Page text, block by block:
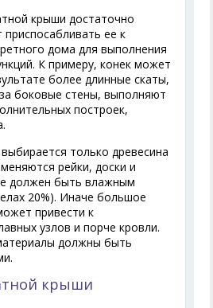
крыши достаточно
ее к
дома для выполнения
К примеру, конек может
более длинные скаты,
боковые стены, выполняют
построек,
только древесина
рейки, доски и
должен быть влажным
20%). Иначе большое
привести к
узлов и порче кровли.
должны быть
крыши